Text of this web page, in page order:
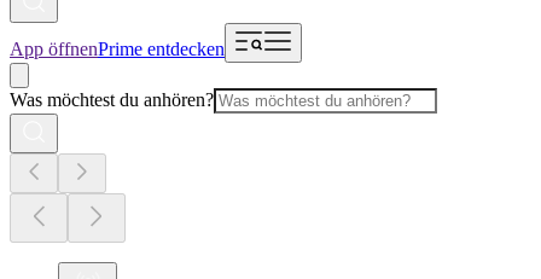
App öffnenPrime entdecken
Was möchtest du anhören?